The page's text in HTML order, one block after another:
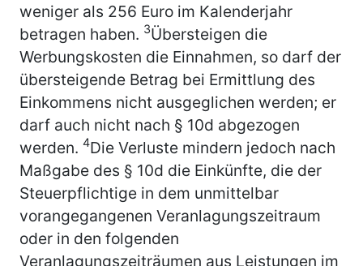
weniger als 256 Euro im Kalenderjahr
betragen haben. 3Übersteigen die
Werbungskosten die Einnahmen, so darf der
übersteigende Betrag bei Ermittlung des
Einkommens nicht ausgeglichen werden; er
darf auch nicht nach § 10d abgezogen
werden. 4Die Verluste mindern jedoch nach
Maßgabe des § 10d die Einkünfte, die der
Steuerpflichtige in dem unmittelbar
vorangegangenen Veranlagungszeitraum
oder in den folgenden
Veranlagungszeiträumen aus Leistungen im